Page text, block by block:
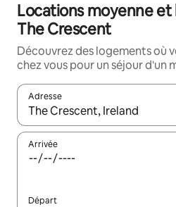
Locations moyenne
The Crescent
Découvrez des logements où
chez vous pour un séjour d'un
Adresse
Lorsque les résultats
Arrivée
Départ